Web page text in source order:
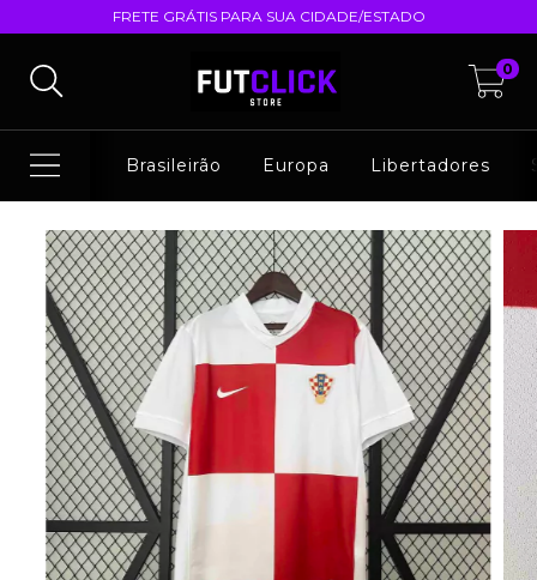
FRETE GRÁTIS PARA SUA CIDADE/ESTADO
0
Brasileirão Europa Libertadores